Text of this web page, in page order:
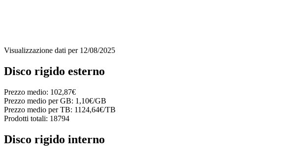
Visualizzazione dati per 12/08/2025
Disco rigido esterno
Prezzo medio: 102,87€
Prezzo medio per GB: 1,10€/GB
Prezzo medio per TB: 1124,64€/TB
Prodotti totali: 18794
Disco rigido interno